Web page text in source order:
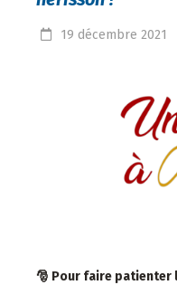
19 décembre 2021
🎅 Pour faire patienter